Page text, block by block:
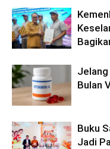
Bulan
Buku
Jadi